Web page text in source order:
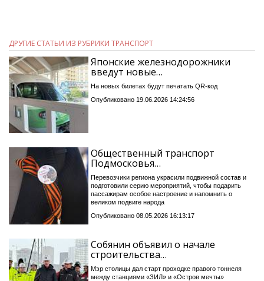
ДРУГИЕ СТАТЬИ ИЗ РУБРИКИ ТРАНСПОРТ
Японские железнодорожники
введут новые…
На новых билетах будут печатать QR-код
Опубликовано 19.06.2026 14:24:56
Общественный транспорт
Подмосковья…
Перевозчики региона украсили подвижной состав и
подготовили серию мероприятий, чтобы подарить
пассажирам особое настроение и напомнить о
великом подвиге народа
Опубликовано 08.05.2026 16:13:17
Собянин объявил о начале
строительства…
Мэр столицы дал старт проходке правого тоннеля
между станциями «ЗИЛ» и «Остров мечты»